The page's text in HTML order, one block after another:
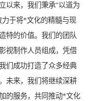
以来，我们秉承“以道为
于将*文化的精髓与现
特的价值。我们的团队
视制作人员组成，凭借
们成功打造了众多经典
未来，我们将继续深耕
的服务，共同推动*文化